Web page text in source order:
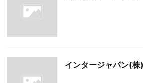
インタージャパン(株)